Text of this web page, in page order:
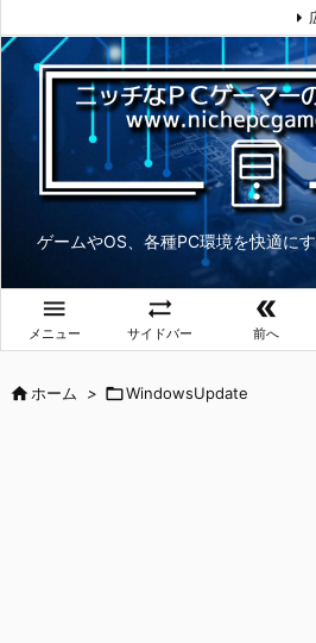
ゲームやOS、各種PC環境を快適に

メニュー

サイドバー

前へ
ホーム > WindowsUpdate